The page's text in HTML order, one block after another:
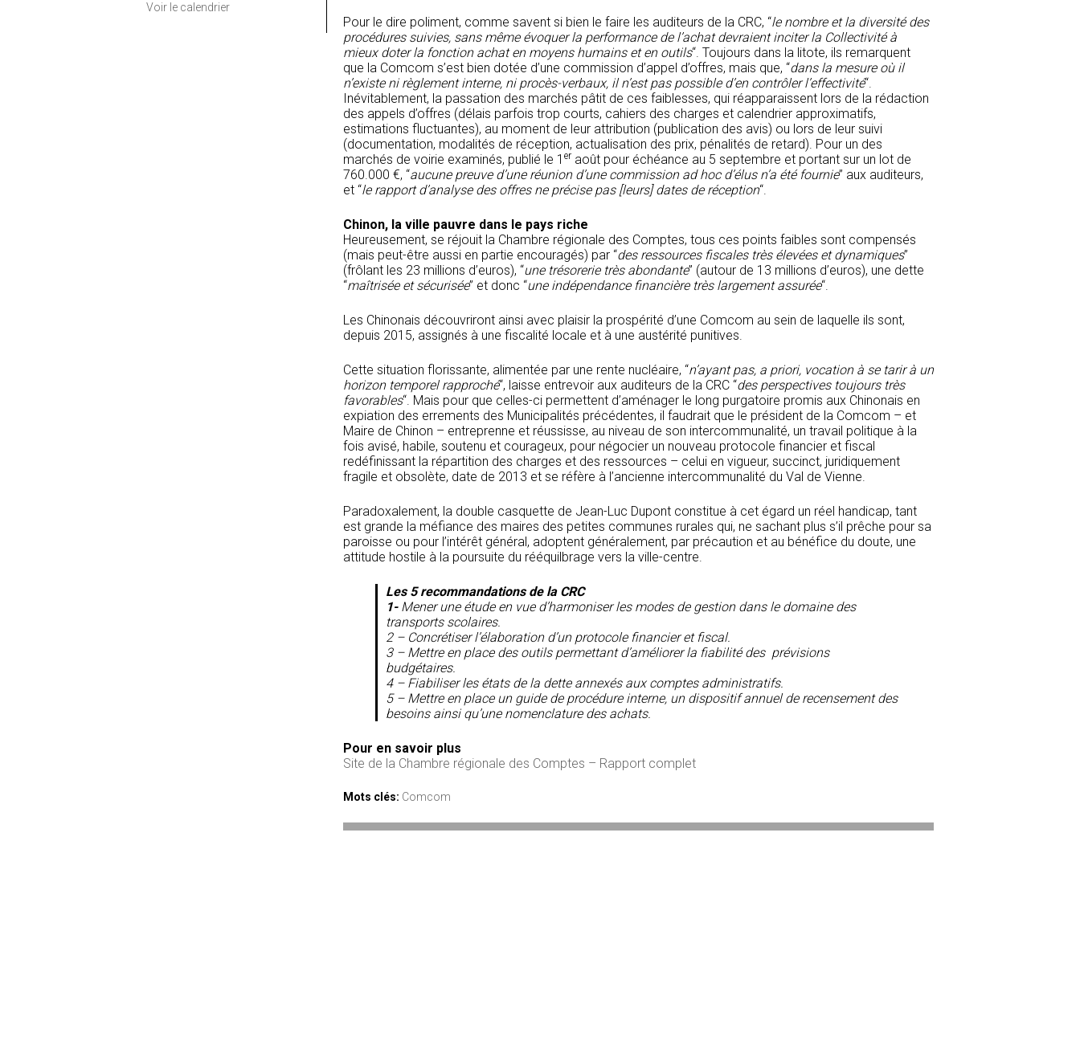
Voir le calendrier
Pour le dire poliment, comme savent si bien le faire les auditeurs de la CRC, “le nombre et la diversité des
procédures suivies, sans même évoquer la performance de l’achat devraient inciter la Collectivité à
mieux doter la fonction achat en moyens humains et en outils“. Toujours dans la litote, ils remarquent
que la Comcom s’est bien dotée d’une commission d’appel d’offres, mais que, “dans la mesure où il
n’existe ni règlement interne, ni procès-verbaux, il n’est pas possible d’en contrôler l’effectivité“.
Inévitablement, la passation des marchés pâtit de ces faiblesses, qui réapparaissent lors de la rédaction
des appels d’offres (délais parfois trop courts, cahiers des charges et calendrier approximatifs,
estimations fluctuantes), au moment de leur attribution (publication des avis) ou lors de leur suivi
(documentation, modalités de réception, actualisation des prix, pénalités de retard). Pour un des
marchés de voirie examinés, publié le 1 er août pour échéance au 5 septembre et portant sur un lot de
760.000 €, “aucune preuve d’une réunion d’une commission ad hoc d’élus n’a été fournie” aux auditeurs,
et “le rapport d’analyse des offres ne précise pas [leurs] dates de réception“.
Chinon, la ville pauvre dans le pays riche
Heureusement, se réjouit la Chambre régionale des Comptes, tous ces points faibles sont compensés
(mais peut-être aussi en partie encouragés) par “des ressources fiscales très élevées et dynamiques”
(frôlant les 23 millions d’euros), “une trésorerie très abondante” (autour de 13 millions d’euros), une dette
“maîtrisée et sécurisée” et donc “une indépendance financière très largement assurée“.
Les Chinonais découvriront ainsi avec plaisir la prospérité d’une Comcom au sein de laquelle ils sont,
depuis 2015, assignés à une fiscalité locale et à une austérité punitives.
Cette situation florissante, alimentée par une rente nucléaire, “n’ayant pas, a priori, vocation à se tarir à un
horizon temporel rapproché“, laisse entrevoir aux auditeurs de la CRC “des perspectives toujours très
favorables“. Mais pour que celles-ci permettent d’aménager le long purgatoire promis aux Chinonais en
expiation des errements des Municipalités précédentes, il faudrait que le président de la Comcom – et
Maire de Chinon – entreprenne et réussisse, au niveau de son intercommunalité, un travail politique à la
fois avisé, habile, soutenu et courageux, pour négocier un nouveau protocole financier et fiscal
redéfinissant la répartition des charges et des ressources – celui en vigueur, succinct, juridiquement
fragile et obsolète, date de 2013 et se réfère à l’ancienne intercommunalité du Val de Vienne.
Paradoxalement, la double casquette de Jean-Luc Dupont constitue à cet égard un réel handicap, tant
est grande la méfiance des maires des petites communes rurales qui, ne sachant plus s’il prêche pour sa
paroisse ou pour l’intérêt général, adoptent généralement, par précaution et au bénéfice du doute, une
attitude hostile à la poursuite du rééquilbrage vers la ville-centre.
Les 5 recommandations de la CRC
1- Mener une étude en vue d’harmoniser les modes de gestion dans le domaine des
transports scolaires.
2 – Concrétiser l’élaboration d’un protocole financier et fiscal.
3 – Mettre en place des outils permettant d’améliorer la fiabilité des prévisions
budgétaires.
4 – Fiabiliser les états de la dette annexés aux comptes administratifs.
5 – Mettre en place un guide de procédure interne, un dispositif annuel de recensement des
besoins ainsi qu’une nomenclature des achats.
Pour en savoir plus
Site de la Chambre régionale des Comptes – Rapport complet
Mots clés: Comcom